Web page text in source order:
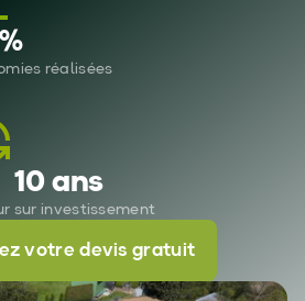
réalisées
10 ans
sur investissement
votre devis gratuit